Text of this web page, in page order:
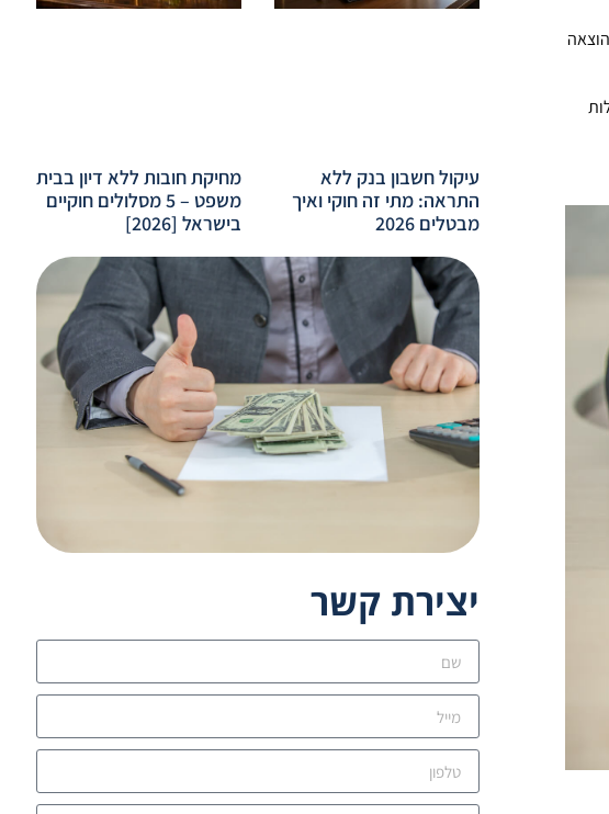
עיקול חשבון בנק ללא
התראה: מתי זה חוקי ואיך
מבטלים 2026
מחיקת חובות ללא דיון בבית
משפט – 5 מסלולים חוקיים
בישראל [2026]
יצירת קשר